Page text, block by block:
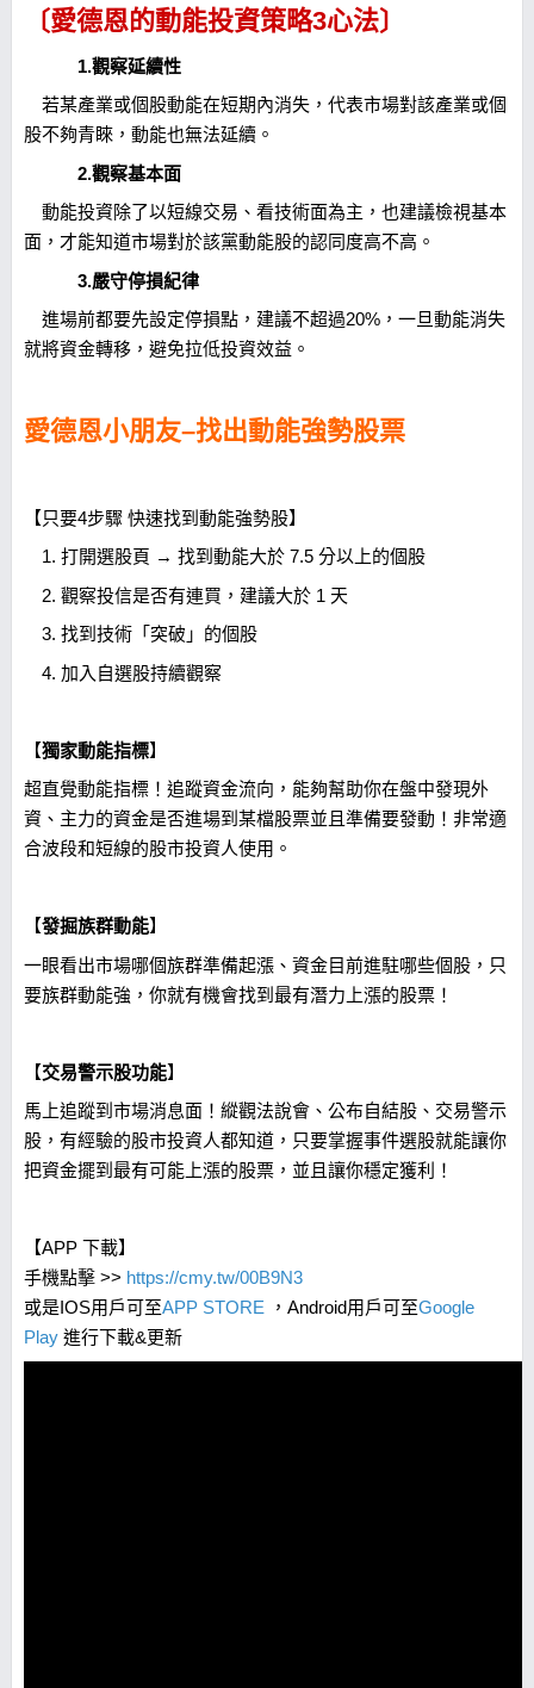
〔愛德恩的動能投資策略3心法〕
1.觀察延續性
若某產業或個股動能在短期內消失，代表市場對該產業或個
股不夠青睞，動能也無法延續。
2.觀察基本面
動能投資除了以短線交易、看技術面為主，也建議檢視基本
面，才能知道市場對於該黨動能股的認同度高不高。
3.嚴守停損紀律
進場前都要先設定停損點，建議不超過20%，一旦動能消失
就將資金轉移，避免拉低投資效益。
愛德恩小朋友–找出動能強勢股票
【只要4步驟 快速找到動能強勢股】
1. 打開選股頁 → 找到動能大於 7.5 分以上的個股
2. 觀察投信是否有連買，建議大於 1 天
3. 找到技術「突破」的個股
4. 加入自選股持續觀察
【獨家動能指標】
超直覺動能指標！追蹤資金流向，能夠幫助你在盤中發現外
資、主力的資金是否進場到某檔股票並且準備要發動！非常適
合波段和短線的股市投資人使用。
【發掘族群動能】
一眼看出市場哪個族群準備起漲、資金目前進駐哪些個股，只
要族群動能強，你就有機會找到最有潛力上漲的股票！
【交易警示股功能】
馬上追蹤到市場消息面！縱觀法說會、公布自結股、交易警示
股，有經驗的股市投資人都知道，只要掌握事件選股就能讓你
把資金擺到最有可能上漲的股票，並且讓你穩定獲利！
【APP 下載】
手機點擊 >> https://cmy.tw/00B9N3
或是IOS用戶可至APP STORE ，Android用戶可至Google
Play 進行下載&更新